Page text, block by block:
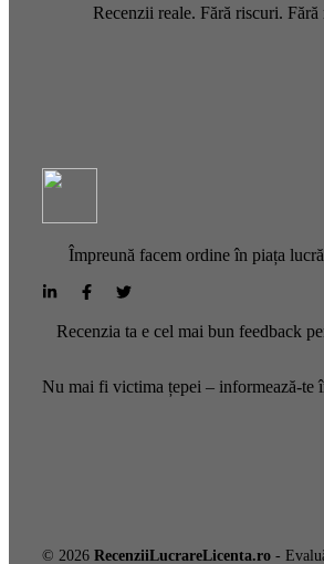
Recenzii reale. Fără riscuri.
Împreună facem ordine în piața
Recenzia ta e cel mai bun feedback
Nu mai fi victima țepei – informează-te
© 2026 RecenziiLucrareLicenta.ro -